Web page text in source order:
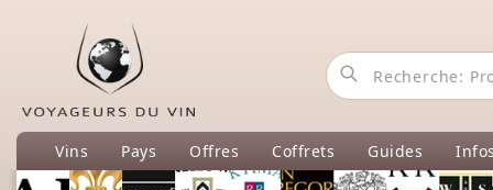
Vins Pays Offres Coffrets Guides